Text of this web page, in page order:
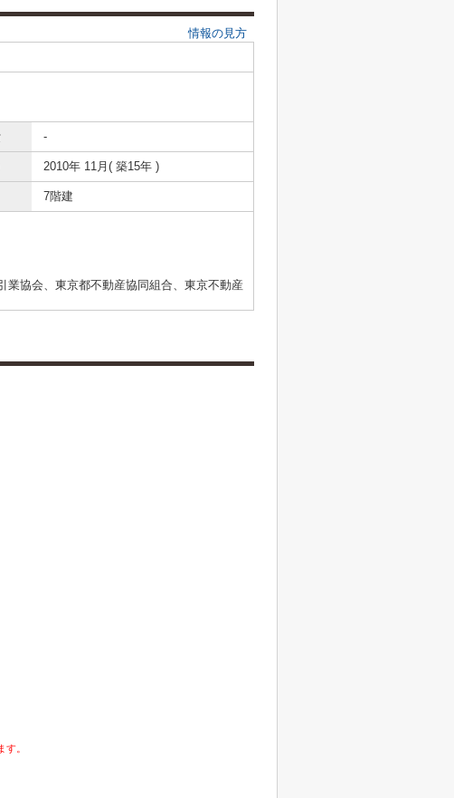
情報の見方
-
2010年 11月( 築15年 )
7階建
協会、東京都不動産協同組合、東京不動産
。